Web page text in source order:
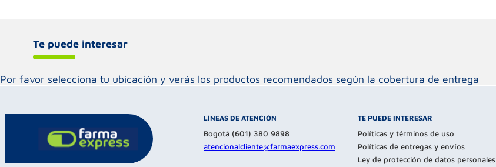
Te puede interesar
Por favor selecciona tu ubicación y verás los productos recomendados según la cobertura de entrega
LÍNEAS DE ATENCIÓN
Bogotá (601) 380 9898
atencionalcliente@farmaexpress.com
TE PUEDE INTERESAR
Políticas y términos de uso
Políticas de entregas y envíos
Ley de protección de datos personales